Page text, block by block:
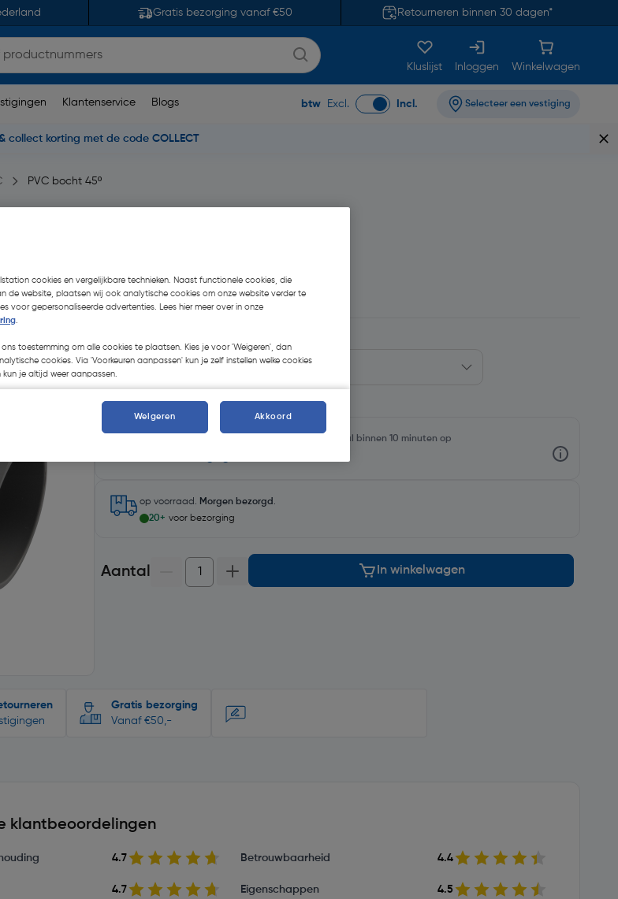
Gratis bezorging vanaf €50 Retourneren binnen 30 dagen*
Kluslijst Inloggen Winkelwagen
Klantenservice Blogs btw Excl. Incl. Selecteer een vestiging
collect korting met de code COLLECT
PVC bocht 45º
€ 3,31| Excl. btw € 2,74
Selecteer winkel - Bekijk voorraadniveaus en haal binnen 10 minuten op
op voorraad. Morgen bezorgd .
20+ voor bezorging
Aantal In winkelwagen
Gratis bezorging
Vanaf €50,-
klantbeoordelingen
4.7 Betrouwbaarheid 4.4
4.7 Eigenschappen 4.5
cookies en vergelijkbare technieken. Naast functionele cookies, die
de website, plaatsen wij ook analytische cookies om onze website verder te
voor gepersonaliseerde advertenties. Lees hier meer over in onze
.
toestemming om alle cookies te plaatsen. Kies je voor 'Weigeren', dan
cookies. Via 'Voorkeuren aanpassen' kun je zelf instellen welke cookies
je altijd weer aanpassen.
Weigeren Akkoord